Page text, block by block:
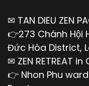
✉ TAN DIEU ZEN
👉273 Chánh Hội
Đức Hòa District,
✉ ZEN RETREAT in
👉 Nhon Phu